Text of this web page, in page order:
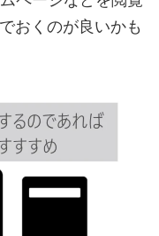
おくのが良いかも